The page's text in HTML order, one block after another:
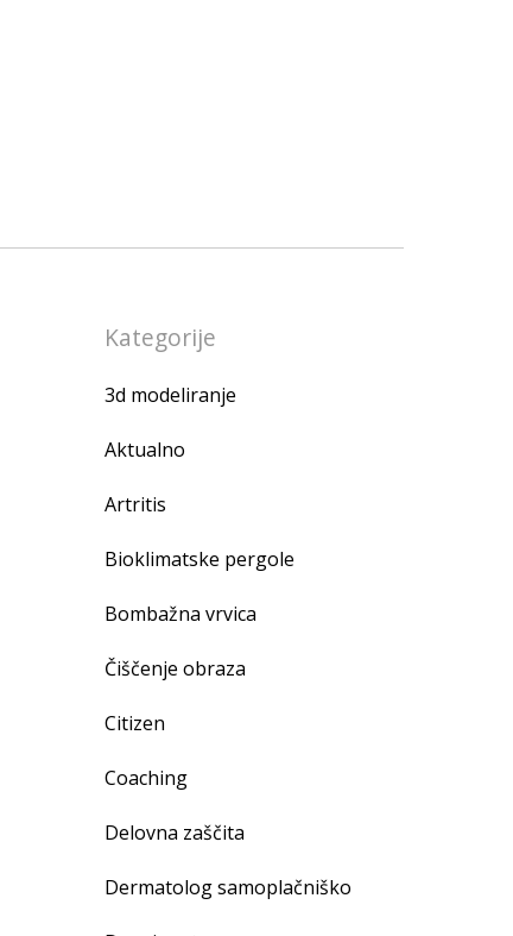
Kategorije
3d modeliranje
Aktualno
Artritis
Bioklimatske pergole
Bombažna vrvica
Čiščenje obraza
Citizen
Coaching
Delovna zaščita
Dermatolog samoplačniško